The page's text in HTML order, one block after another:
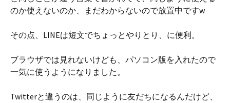
のか使えないのか、まだわからないので放置中ですw
その点、LINEは短文でちょっとやりとり、に便利。
ブラウザでは見れないけども、パソコン版を入れたので
一気に使うようになりました。
Twitterと違うのは、同じように友だちになるんだけど、